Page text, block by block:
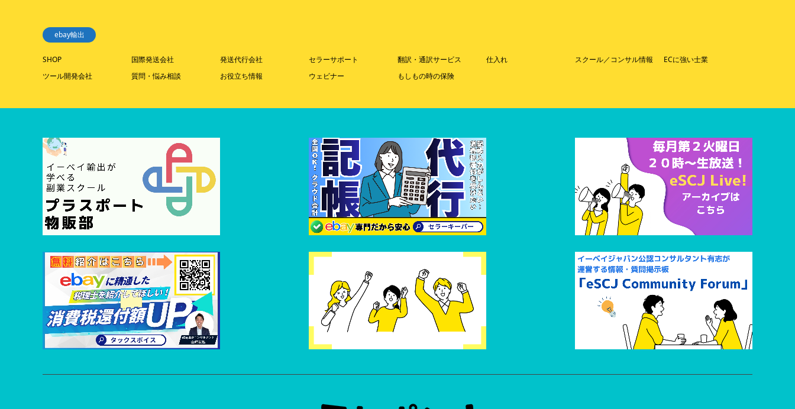
ebay輸出
SHOP 国際発送会社 発送代行会社 セラーサポート 翻訳・通訳サービス 仕入れ スクール／コンサル情報
ECに強い士業
ツール開発会社
質問・悩み相談 お役立ち情報 ウェビナー もしもの時の保険